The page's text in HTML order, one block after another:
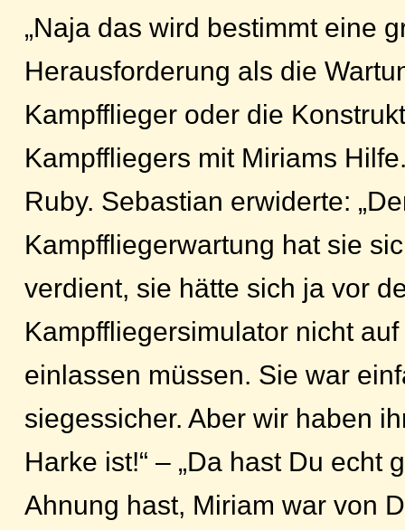
„Naja das wird bestimmt eine
Herausforderung als die
Kampfflieger oder die
Kampffliegers mit Miriams
Ruby. Sebastian erwiderte:
Kampffliegerwartung hat sie
verdient, sie hätte sich ja vor
Kampffliegersimulator nicht
einlassen müssen. Sie war
siegessicher. Aber wir haben
Harke ist!“ – „Da hast Du echt
Ahnung hast, Miriam war von